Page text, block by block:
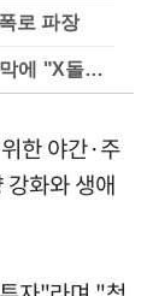
로 파장
김희철, 거꾸로 걸린 광복절 태극기 현수막에 "X돌았네"
한 야간·주
강화와 생애